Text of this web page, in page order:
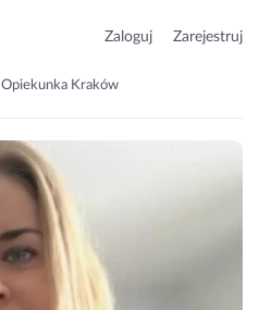
Zaloguj Zarejestruj
Opiekunka Kraków